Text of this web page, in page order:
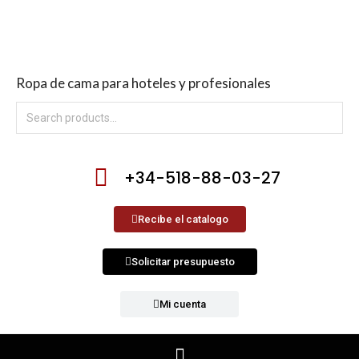
Ropa de cama para hoteles y profesionales
+34-518-88-03-27
Recibe el catalogo
Solicitar presupuesto
Mi cuenta